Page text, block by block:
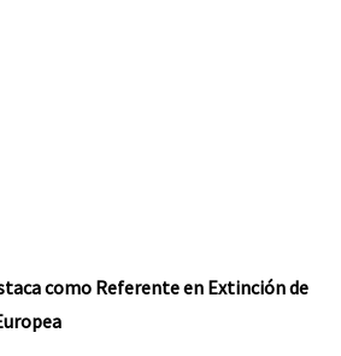
como Referente en Extinción de